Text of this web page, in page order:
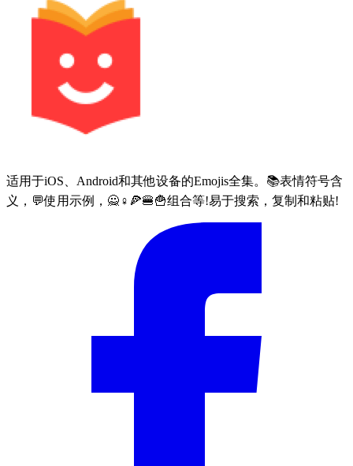
适用于iOS、Android和其他设备的Emojis全集。📚表情符号含
义，💬使用示例，🙅♀🍕🍔🍟组合等!易于搜索，复制和粘贴!